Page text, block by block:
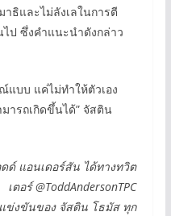
ธิและไม่ลังเลในการตี
ไป ซึ่งคำแนะนำดังกล่าว
แบบ แค่ไม่ทำให้ตัวเอง
ารถเกิดขึ้นได้” จัสติน
ด์ แอนเดอร์สัน ได้ทางทวิต
เตอร์ @ToddAndersonTPC
ข่งขันของ จัสติน โธมัส ทุก